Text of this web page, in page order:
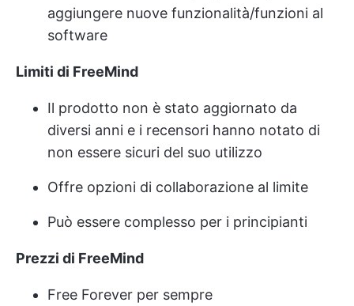
aggiungere nuove funzionalità/funzioni al
software
Limiti di FreeMind
Il prodotto non è stato aggiornato da
diversi anni e i recensori hanno notato di
non essere sicuri del suo utilizzo
Offre opzioni di collaborazione al limite
Può essere complesso per i principianti
Prezzi di FreeMind
Free Forever per sempre